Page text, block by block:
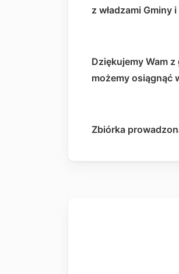
z władzami Gminy i
Dziękujemy Wam
możemy osiągnąć
Zbiórka